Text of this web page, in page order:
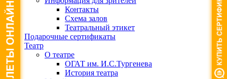
Контакты
Схема залов
Театральный этикет
Подарочные сертификаты
Театр
О театре
ОГАТ им. И.С.Тургенева
История театра